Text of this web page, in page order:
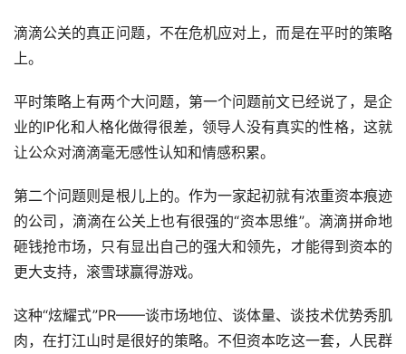
滴滴公关的真正问题，不在危机应对上，而是在平时的策略
上。
平时策略上有两个大问题，第一个问题前文已经说了，是企
业的IP化和人格化做得很差，领导人没有真实的性格，这就
让公众对滴滴毫无感性认知和情感积累。
第二个问题则是根儿上的。作为一家起初就有浓重资本痕迹
的公司，滴滴在公关上也有很强的“资本思维”。滴滴拼命地
砸钱抢市场，只有显出自己的强大和领先，才能得到资本的
更大支持，滚雪球赢得游戏。
这种“炫耀式”PR——谈市场地位、谈体量、谈技术优势秀肌
肉，在打江山时是很好的策略。不但资本吃这一套，人民群